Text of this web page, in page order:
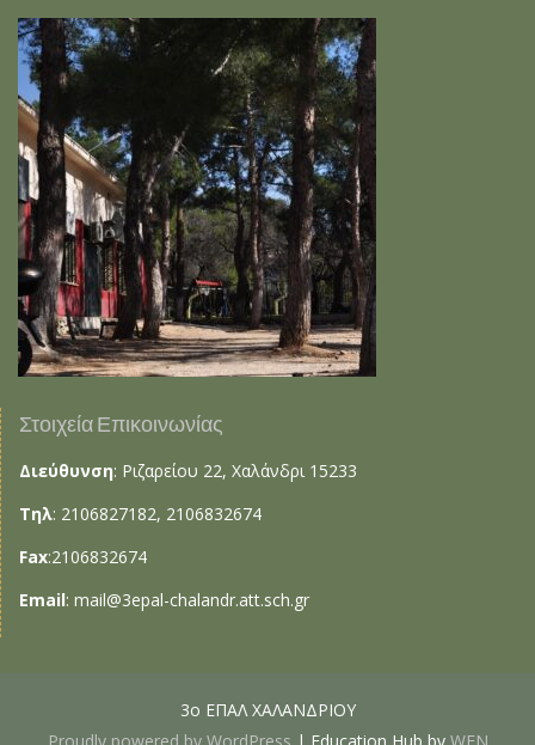
Στοιχεία Επικοινωνίας
Διεύθυνση: Ριζαρείου 22, Χαλάνδρι 15233
Τηλ: 2106827182, 2106832674
Fax:2106832674
Email: mail@3epal-chalandr.att.sch.gr
3ο ΕΠΑΛ ΧΑΛΑΝΔΡΙΟΥ
Proudly powered by WordPress | Education Hub by WEN